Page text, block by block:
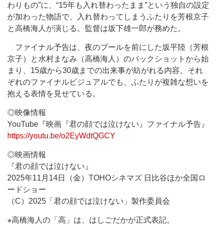
わりもの”に、“15年も入れ替わったまま”という独自の設定
が加わった物語で、入れ替わってしまうふたりを芳根京子
と高橋海人が演じる。監督は坂下雄一郎が務めた。
ファイナル予告は、夜のプールを前にした坂平陸（芳根
京子）と水村まなみ（高橋海人）のバックショットから始
まり、15歳から30歳までの出来事が紡がれる内容。それ
ぞれのファイナルビジュアルでも、ふたりが複雑な想いを
抱える表情を見せている。
◎映像情報
YouTube『映画『君の顔では泣けない』ファイナル予告』
https://youtu.be/o2EyWdtQGCY
◎映画情報
『君の顔では泣けない』
2025年11月14日（金）TOHOシネマズ 日比谷ほか全国ロ
ードショー
（C）2025「君の顔では泣けない」製作委員会
※高橋海人の「高」は、はしごだかが正式表記。